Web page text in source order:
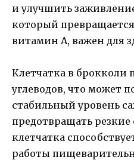
и улучшить
который
витамин А, важен для
Клетчатка в брокколи
углеводов, что может
стабильный уровень
предотвращать
клетчатка
работы